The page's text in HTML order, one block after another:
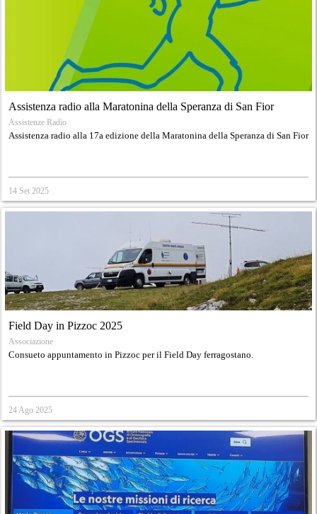
Assistenza radio alla Maratonina della Speranza di San Fior
Assistenze Radio
Assistenza radio alla 17a edizione della Maratonina della Speranza di San Fior
14 Set 2025
Field Day in Pizzoc 2025
Associazione
Consueto appuntamento in Pizzoc per il Field Day ferragostano.
24 Ago 2025